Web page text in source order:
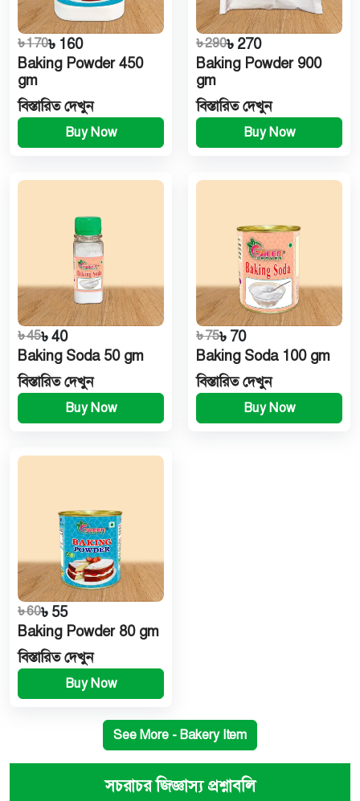
৳ 170৳ 160
Baking Powder 450
gm
বিস্তারিত দেখুন
Buy Now
৳ 290৳ 270
Baking Powder 900
gm
বিস্তারিত দেখুন
Buy Now
৳ 45৳ 40
Baking Soda 50 gm
বিস্তারিত দেখুন
Buy Now
৳ 75৳ 70
Baking Soda 100 gm
বিস্তারিত দেখুন
Buy Now
৳ 60৳ 55
Baking Powder 80 gm
বিস্তারিত দেখুন
Buy Now
See More - Bakery Item
সচরাচর জিজ্ঞাস্য প্রশ্নাবলি